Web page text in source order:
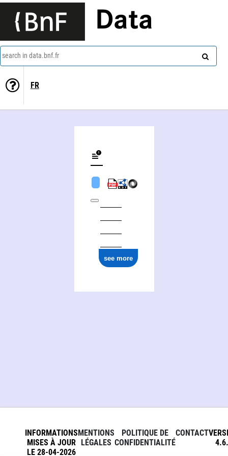
Data
search in data.bnf.fr
FR
see more
INFORMATIONS
MISES À JOUR
LE 28-04-2026
MENTIONS
LÉGALES
POLITIQUE DE
CONFIDENTIALITÉ
CONTACT